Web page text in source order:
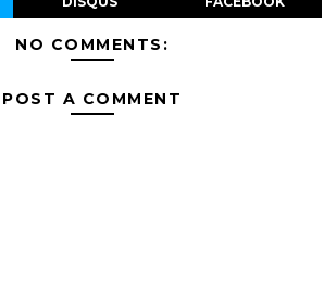
NO COMMENTS:
POST A COMMENT